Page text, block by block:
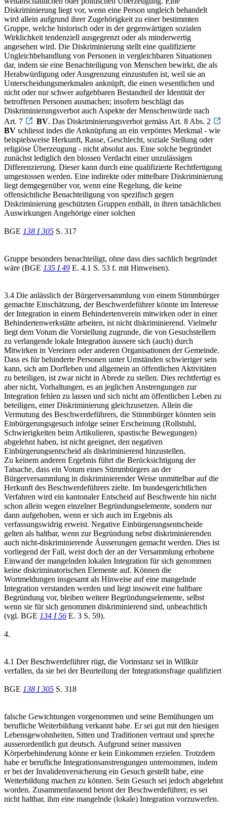
Diskriminierung liegt vor, wenn eine Person ungleich behandelt
wird allein aufgrund ihrer Zugehörigkeit zu einer bestimmten
Gruppe, welche historisch oder in der gegenwärtigen sozialen
Wirklichkeit tendenziell ausgegrenzt oder als minderwertig
angesehen wird. Die Diskriminierung stellt eine qualifizierte
Ungleichbehandlung von Personen in vergleichbaren Situationen
dar, indem sie eine Benachteiligung von Menschen bewirkt, die als
Herabwürdigung oder Ausgrenzung einzustufen ist, weil sie an
Unterscheidungsmerkmalen anknüpft, die einen wesentlichen und
nicht oder nur schwer aufgebbaren Bestandteil der Identität der
betroffenen Personen ausmachen; insofern beschlägt das
Diskriminierungsverbot auch Aspekte der Menschenwürde nach
Art. 7
BV. Das Diskriminierungsverbot gemäss Art. 8 Abs. 2
BV schliesst indes die Anknüpfung an ein verpöntes Merkmal - wie
beispielsweise Herkunft, Rasse, Geschlecht, soziale Stellung oder
religiöse Überzeugung - nicht absolut aus. Eine solche begründet
zunächst lediglich den blossen Verdacht einer unzulässigen
Differenzierung. Dieser kann durch eine qualifizierte Rechtfertigung
umgestossen werden. Eine indirekte oder mittelbare Diskriminierung
liegt demgegenüber vor, wenn eine Regelung, die keine
offensichtliche Benachteiligung von spezifisch gegen
Diskriminierung geschützten Gruppen enthält, in ihren tatsächlichen
Auswirkungen Angehörige einer solchen
BGE 138 I 305 S. 317
Gruppe besonders benachteiligt, ohne dass dies sachlich begründet
wäre (BGE 135 I 49 E. 4.1 S. 53 f. mit Hinweisen).
3.4 Die anlässlich der Bürgerversammlung von einem Stimmbürger
gemachte Einschätzung, der Beschwerdeführer könnte im Interesse
der Integration in einem Behindertenverein mitwirken oder in einer
Behindertenwerkstätte arbeiten, ist nicht diskriminierend. Vielmehr
liegt dem Votum die Vorstellung zugrunde, die von Gesuchstellern
zu verlangende lokale Integration äussere sich (auch) durch
Mitwirken in Vereinen oder anderen Organisationen der Gemeinde.
Dass es für behinderte Personen unter Umständen schwieriger sein
kann, sich am Dorfleben und allgemein an öffentlichen Aktivitäten
zu beteiligen, ist zwar nicht in Abrede zu stellen. Dies rechtfertigt es
aber nicht, Vorhaltungen, es an jeglichen Anstrengungen zur
Integration fehlen zu lassen und sich nicht am öffentlichen Leben zu
beteiligen, einer Diskriminierung gleichzusetzen. Allein die
Vermutung des Beschwerdeführers, die Stimmbürger könnten sein
Einbürgerungsgesuch infolge seiner Erscheinung (Rollstuhl,
Schwierigkeiten beim Artikulieren, spastische Bewegungen)
abgelehnt haben, ist nicht geeignet, den negativen
Einbürgerungsentscheid als diskriminierend hinzustellen.
Zu keinem anderen Ergebnis führt die Berücksichtigung der
Tatsache, dass ein Votum eines Stimmbürgers an der
Bürgerversammlung in diskriminierender Weise unmittelbar auf die
Herkunft des Beschwerdeführers zielte. Im bundesgerichtlichen
Verfahren wird ein kantonaler Entscheid auf Beschwerde hin nicht
schon allein wegen einzelner Begründungselemente, sondern nur
dann aufgehoben, wenn er sich auch im Ergebnis als
verfassungswidrig erweist. Negative Einbürgerungsentscheide
gelten als haltbar, wenn zur Begründung nebst diskriminierenden
auch nicht-diskriminierende Äusserungen gemacht werden. Dies ist
vorliegend der Fall, weist doch der an der Versammlung erhobene
Einwand der mangelnden lokalen Integration für sich genommen
keine diskriminatorischen Elemente auf. Können die
Wortmeldungen insgesamt als Hinweise auf eine mangelnde
Integration verstanden werden und liegt insoweit eine haltbare
Begründung vor, bleiben weitere Begründungselemente, selbst
wenn sie für sich genommen diskriminierend sind, unbeachtlich
(vgl. BGE 134 I 56 E. 3 S. 59).
4.
4.1 Der Beschwerdeführer rügt, die Vorinstanz sei in Willkür
verfallen, da sie bei der Beurteilung der Integrationsfrage qualifiziert
BGE 138 I 305 S. 318
falsche Gewichtungen vorgenommen und seine Bemühungen um
berufliche Weiterbildung verkannt habe. Er sei gut mit den hiesigen
Lebensgewohnheiten, Sitten und Traditionen vertraut und spreche
ausserordentlich gut deutsch. Aufgrund seiner massiven
Körperbehinderung könne er kein Einkommen erzielen. Trotzdem
habe er berufliche Integrationsanstrengungen unternommen, indem
er bei der Invalidenversicherung ein Gesuch gestellt habe, eine
Weiterbildung machen zu können. Sein Gesuch sei jedoch abgelehnt
worden. Zusammenfassend betont der Beschwerdeführer, es sei
nicht haltbar, ihm eine mangelnde (lokale) Integration vorzuwerfen.